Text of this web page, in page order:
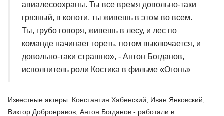
авиалесоохраны. Ты все время довольно-таки
грязный, в копоти, ты живешь в этом во всем.
Ты, грубо говоря, живешь в лесу, и лес по
команде начинает гореть, потом выключается, и
довольно-таки страшно», - Антон Богданов,
исполнитель роли Костика в фильме «Огонь»
Известные актеры: Константин Хабенский, Иван Янковский,
Виктор Добронравов, Антон Богданов - работали в